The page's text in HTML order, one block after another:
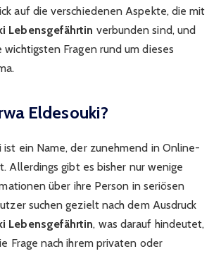
auf die verschiedenen Aspekte, die mit
Lebensgefährtin verbunden sind, und
Fragen rund um dieses
Eldesouki?
ist ein Name, der zunehmend in Online-
Allerdings gibt es bisher nur wenige
über ihre Person in seriösen
suchen gezielt nach dem Ausdruck
Lebensgefährtin, was darauf hindeutet,
Frage nach ihrem privaten oder